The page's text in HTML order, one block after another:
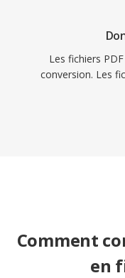
Les fichiers
conversion. Les
Comment
en